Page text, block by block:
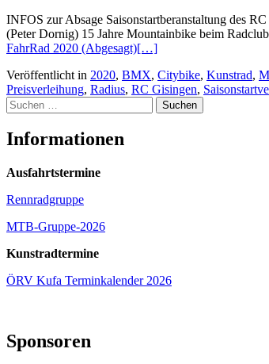
INFOS zur Absage Saisonstartberanstaltung des
(Peter Dornig) 15 Jahre Mountainbike beim
FahrRad 2020 (Abgesagt)[…]
Veröffentlicht in 2020, BMX, Citybike, Kunstrad,
Preisverleihung, Radius, RC Gisingen,
Suchen
nach:
Informationen
Ausfahrtstermine
Rennradgruppe
MTB-Gruppe-2026
Kunstradtermine
ÖRV Kufa Terminkalender 2026
Sponsoren